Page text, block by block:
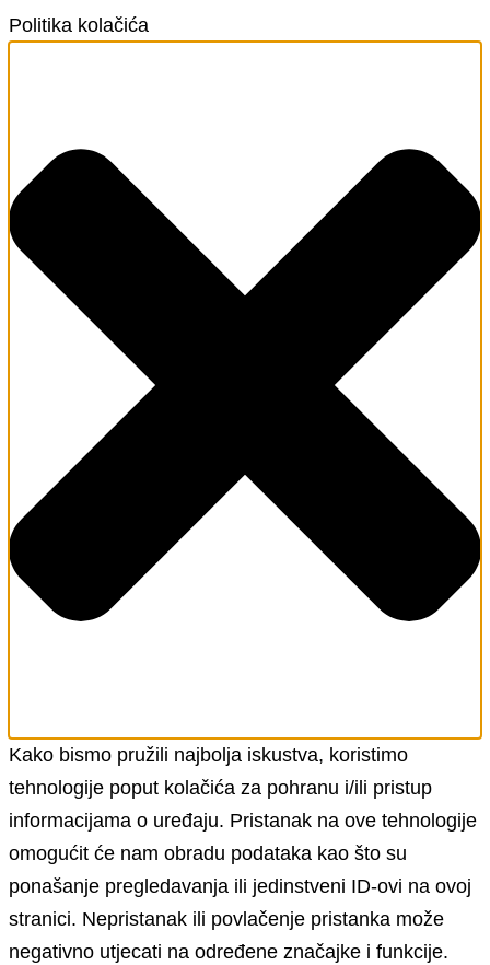
Politika kolačića
Kako bismo pružili najbolja iskustva, koristimo
tehnologije poput kolačića za pohranu i/ili pristup
informacijama o uređaju. Pristanak na ove tehnologije
omogućit će nam obradu podataka kao što su
ponašanje pregledavanja ili jedinstveni ID-ovi na ovoj
stranici. Nepristanak ili povlačenje pristanka može
negativno utjecati na određene značajke i funkcije.